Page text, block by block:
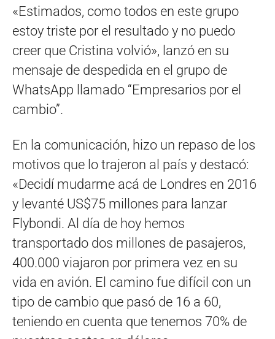
«Estimados, como todos en este grupo
estoy triste por el resultado y no puedo
creer que Cristina volvió», lanzó en su
mensaje de despedida en el grupo de
WhatsApp llamado “Empresarios por el
cambio”.
En la comunicación, hizo un repaso de los
motivos que lo trajeron al país y destacó:
«Decidí mudarme acá de Londres en 2016
y levanté US$75 millones para lanzar
Flybondi. Al día de hoy hemos
transportado dos millones de pasajeros,
400.000 viajaron por primera vez en su
vida en avión. El camino fue difícil con un
tipo de cambio que pasó de 16 a 60,
teniendo en cuenta que tenemos 70% de